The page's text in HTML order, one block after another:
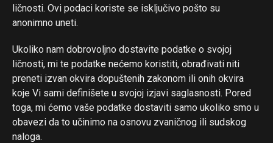
ličnosti. Ovi podaci koriste se isključivo pošto su
anonimno uneti.
Ukoliko nam dobrovoljno dostavite podatke o svojoj
ličnosti, mi te podatke nećemo koristiti, obrađivati niti
preneti izvan okvira dopuštenih zakonom ili onih okvira
koje Vi sami definišete u svojoj izjavi saglasnosti. Pored
toga, mi ćemo vaše podatke dostaviti samo ukoliko smo u
obavezi da to učinimo na osnovu zvaničnog ili sudskog
naloga.